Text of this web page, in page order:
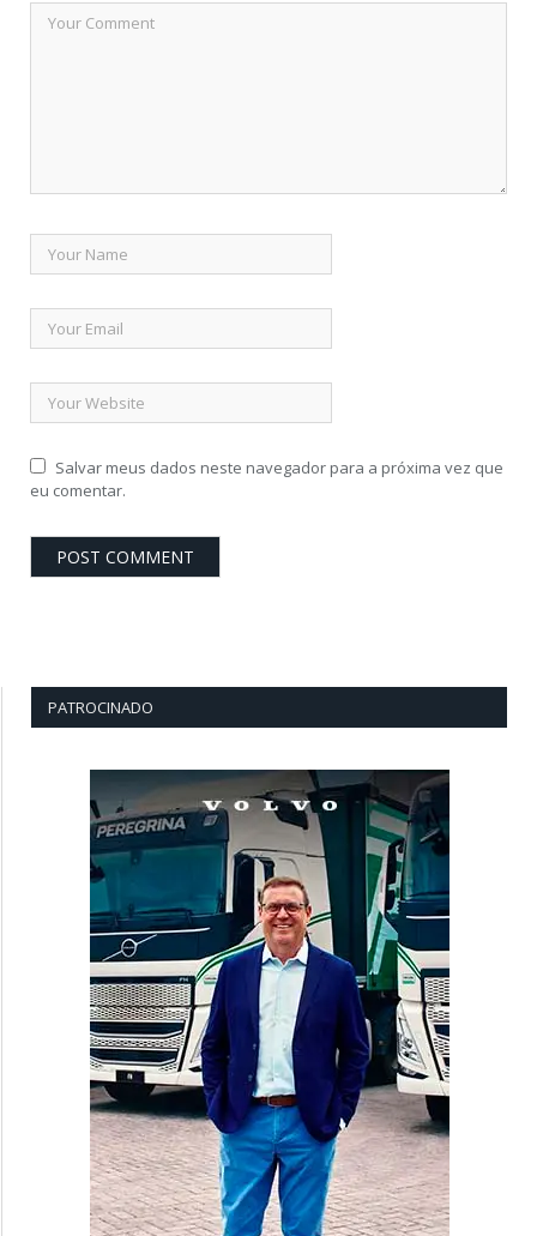
Salvar meus dados neste navegador para a próxima vez que
eu comentar.
PATROCINADO